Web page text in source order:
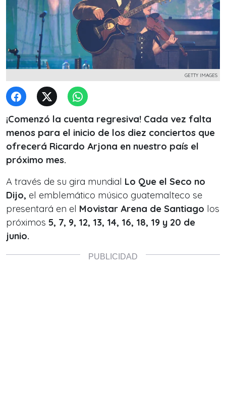
GETTY IMAGES
¡Comenzó la cuenta regresiva! Cada vez falta
menos para el inicio de los diez conciertos que
ofrecerá Ricardo Arjona en nuestro país el
próximo mes.
A través de su gira mundial Lo Que el Seco no
Dijo, el emblemático músico guatemalteco se
presentará en el Movistar Arena de Santiago los
próximos 5, 7, 9, 12, 13, 14, 16, 18, 19 y 20 de
junio.